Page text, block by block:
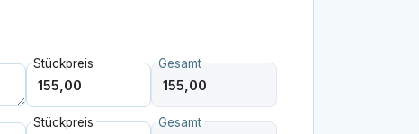
Stückpreis Gesamt
Stückpreis Gesamt